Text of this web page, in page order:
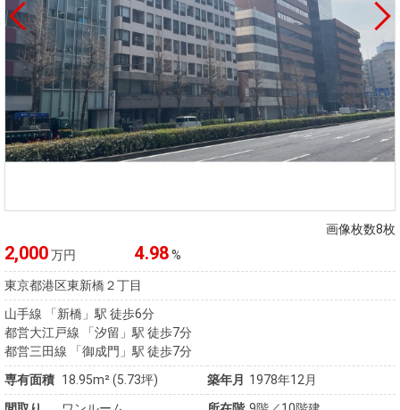
探
す
購入向け
サービス
住宅ロー
ンシミュ
レーショ
住まい1プ
ラス（お
役立ちコ
暮らしの
税金の本
（電子ブ
ック）
ド
売却向け
サービス
周辺相場
検索
住まい1プ
ラス（お
役立ちコ
ラム）
住まいと
暮らしの
売却ガイ
ド
画像枚数8枚
2,000万円 4.98%
東京都港区東新橋２丁目
山手線 「新橋」駅 徒歩6分
都営大江戸線 「汐留」駅 徒歩7分
都営三田線 「御成門」駅 徒歩7分
専有面積 18.95m² (5.73坪) 築年月
1978年12月